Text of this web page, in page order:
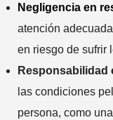
Negligencia en
atención
en riesgo de sufrir
Responsabilidad
las condiciones
persona, como